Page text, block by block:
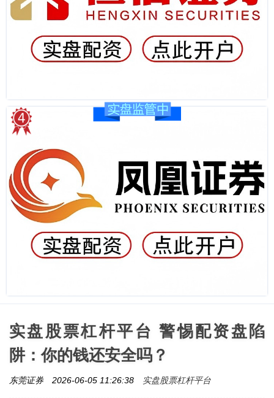
实盘股票杠杆平台 警惕配资盘陷
阱：你的钱还安全吗？
东莞证券 2026-06-05 11:26:38 实盘股票杠杆平台